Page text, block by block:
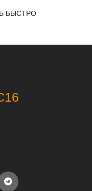
БЫСТРО